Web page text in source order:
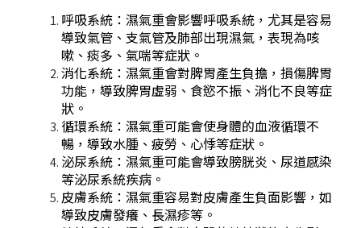
呼吸系統：濕氣重會影響呼吸系統，尤其是容易
導致氣管、支氣管及肺部出現濕氣，表現為咳
嗽、痰多、氣喘等症狀。
消化系統：濕氣重會對脾胃產生負擔，損傷脾胃
功能，導致脾胃虛弱、食慾不振、消化不良等症
狀。
循環系統：濕氣重可能會使身體的血液循環不
暢，導致水腫、疲勞、心悸等症狀。
泌尿系統：濕氣重可能會導致膀胱炎、尿道感染
等泌尿系統疾病。
皮膚系統：濕氣重容易對皮膚產生負面影響，如
導致皮膚發癢、長濕疹等。